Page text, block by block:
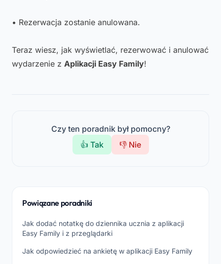
• Rezerwacja zostanie anulowana.
Teraz wiesz, jak wyświetlać, rezerwować i anulować
wydarzenie z Aplikacji Easy Family!
Czy ten poradnik był pomocny?
👍 Tak
👎 Nie
Powiązane poradniki
Jak dodać notatkę do dziennika ucznia z aplikacji
Easy Family i z przeglądarki
Jak odpowiedzieć na ankietę w aplikacji Easy Family